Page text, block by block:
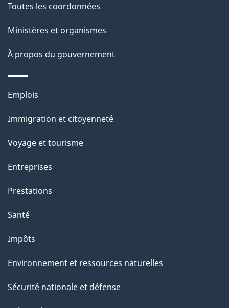
p
a
g
e
Toutes les coordonnées
Ministères et organismes
À propos du gouvernement
Thèmes
sujets
Emplois
Immigration et citoyenneté
Voyage et tourisme
Entreprises
Prestations
Santé
Impôts
Environnement et ressources naturelles
Sécurité nationale et défense